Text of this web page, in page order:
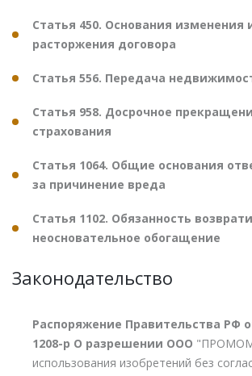
Статья 450. Основания изменения
расторжения договора
Статья 556. Передача
Статья 958. Досрочное
страхования
Статья 1064. Общие основания
за причинение вреда
Статья 1102. Обязанность
неосновательное обогащение
Законодательство
Распоряжение Правительства РФ
1208-р О разрешении ООО
использования изобретений без